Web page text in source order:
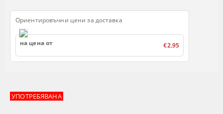
УПОТРЕБЯВАНА
Ориентировъчни цени за доставка
на цена от €2.95